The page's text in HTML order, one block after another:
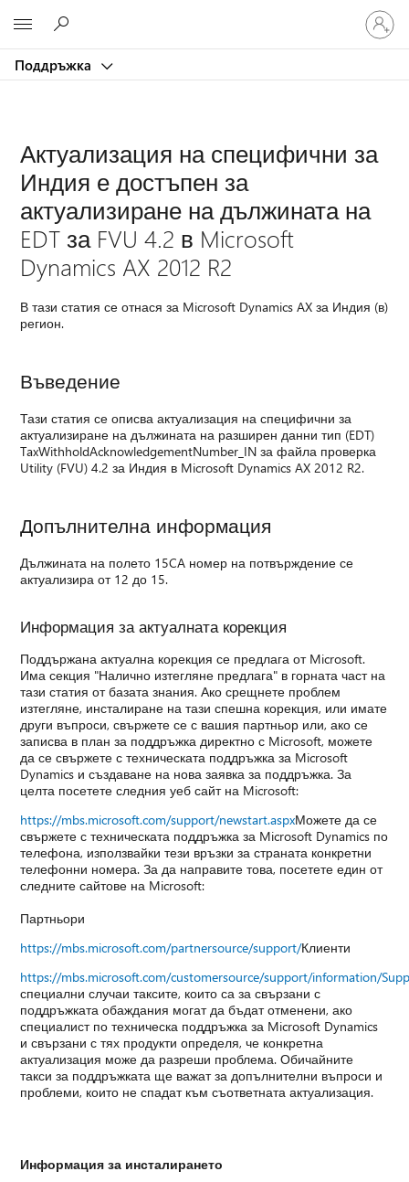
Поддръжка
Влезте
във
вашия
Актуализация на специфични за
Индия е достъпен за
актуализиране на дължината на
EDT за FVU 4.2 в Microsoft
Dynamics AX 2012 R2
В тази статия се отнася за Microsoft Dynamics AX за Индия (в)
регион.
Въведение
Тази статия се описва актуализация на специфични за
актуализиране на дължината на разширен данни тип (EDT)
TaxWithholdAcknowledgementNumber_IN за файла проверка
Utility (FVU) 4.2 за Индия в Microsoft Dynamics AX 2012 R2.
Допълнителна информация
Дължината на полето 15CA номер на потвърждение се
актуализира от 12 до 15.
Информация за актуалната корекция
Поддържана актуална корекция се предлага от Microsoft.
Има секция "Налично изтегляне предлага" в горната част на
тази статия от базата знания. Ако срещнете проблем
изтегляне, инсталиране на тази спешна корекция, или имате
други въпроси, свържете се с вашия партньор или, ако се
записва в план за поддръжка директно с Microsoft, можете
да се свържете с техническата поддръжка за Microsoft
Dynamics и създаване на нова заявка за поддръжка. За
целта посетете следния уеб сайт на Microsoft:
https://mbs.microsoft.com/support/newstart.aspxМожете да се
свържете с техническата поддръжка за Microsoft Dynamics по
телефона, използвайки тези връзки за страната конкретни
телефонни номера. За да направите това, посетете един от
следните сайтове на Microsoft:
Партньори
https://mbs.microsoft.com/partnersource/support/Клиенти
https://mbs.microsoft.com/customersource/support/information/
специални случаи таксите, които са за свързани с
поддръжката обаждания могат да бъдат отменени, ако
специалист по техническа поддръжка за Microsoft Dynamics
и свързани с тях продукти определя, че конкретна
актуализация може да разреши проблема. Обичайните
такси за поддръжката ще важат за допълнителни въпроси и
проблеми, които не спадат към съответната актуализация.
Информация за инсталирането